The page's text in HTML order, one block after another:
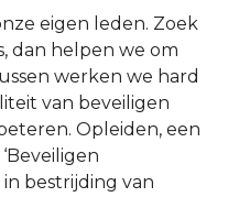
eigen leden. Zoek
dan helpen we om
werken we hard
van beveiligen
Opleiden, een
bestrijding van